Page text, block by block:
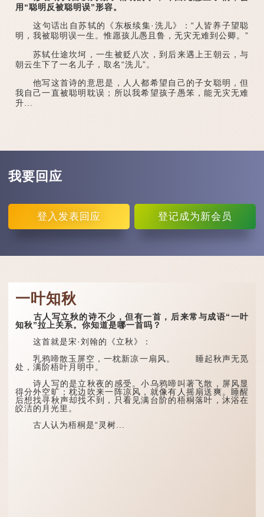
用“聪明反被聪明误”形容。
这句话出自苏轼的《东板续集·洗儿》：“人皆养子望聪
明，我被聪明误一生。惟愿孩儿愚且鲁，无灾无难到公卿。”
苏轼仕途坎坷，一生被贬八次，到后来遇上王朝云，与
朝云生下了一名儿子，取名“洗儿”。
他写这首诗的意思是，人人都希望自己的子女聪明，但
我自己一直被聪明耽误；所以我希望孩子愚笨，能无灾无难
升...
我要回应
登入 发表回应 登记成为新会员
一叶知秋
古人写立秋的诗不少，但有一首，后来常与成语“一叶
知秋”拉上关系。你知道是哪一首吗？
这首就是宋·刘翰的《立秋》：
乳鸦啼散玉屏空，一枕新凉一扇风。 睡起秋声无觅
处，满阶梧叶月明中。
诗人写的是立秋夜的感受。小乌鸦啼叫著飞散，屏风显
得分外空旷；枕边吹来一阵凉风，就像有人摇扇送爽。睡醒
后想找寻秋声却找不到，只看见满台阶的梧桐落叶，沐浴在
皎洁的月光里。
古人认为梧桐是“灵树...